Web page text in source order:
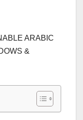
ARABIC
&